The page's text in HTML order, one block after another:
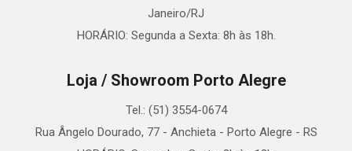
Janeiro/RJ
HORÁRIO: Segunda a Sexta: 8h às 18h.
Loja / Showroom Porto Alegre
Tel.: (51) 3554-0674
Rua Ângelo Dourado, 77 - Anchieta - Porto Alegre - RS